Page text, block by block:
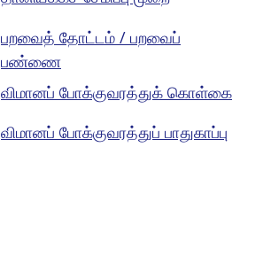
பறவைத் தோட்டம் / பறவைப்
பண்ணை
விமானப் போக்குவரத்துக் கொள்கை
விமானப் போக்குவரத்துப் பாதுகாப்பு